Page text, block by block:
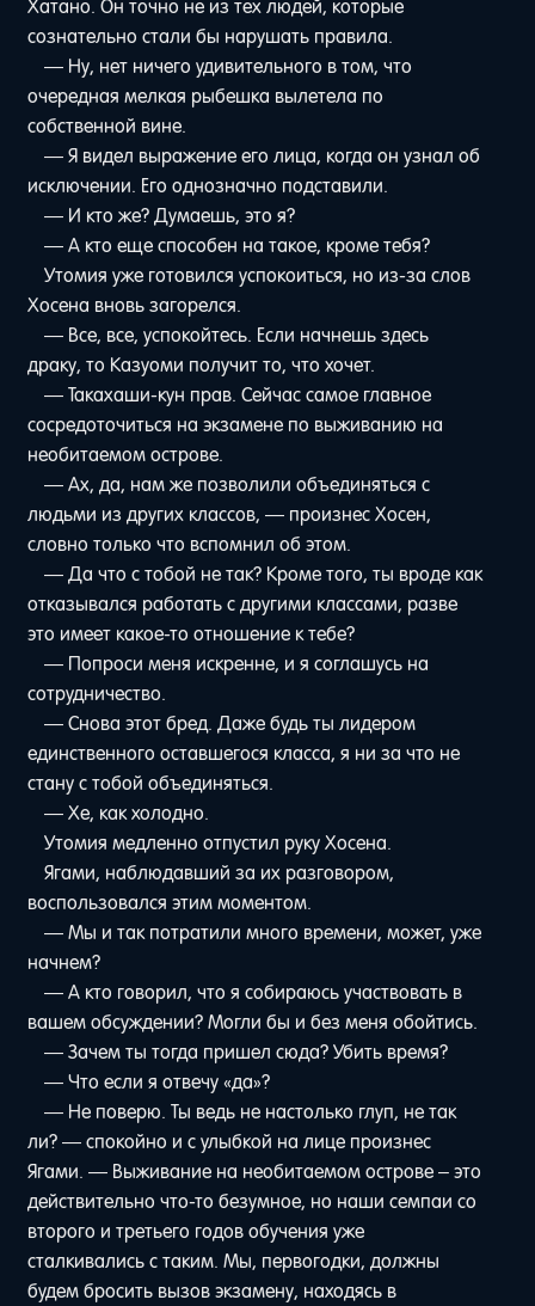
Хатано. Он точно не из тех людей, которые
сознательно стали бы нарушать правила.
— Ну, нет ничего удивительного в том, что
очередная мелкая рыбешка вылетела по
собственной вине.
— Я видел выражение его лица, когда он узнал об
исключении. Его однозначно подставили.
— И кто же? Думаешь, это я?
— А кто еще способен на такое, кроме тебя?
Утомия уже готовился успокоиться, но из-за слов
Хосена вновь загорелся.
— Все, все, успокойтесь. Если начнешь здесь
драку, то Казуоми получит то, что хочет.
— Такахаши-кун прав. Сейчас самое главное
сосредоточиться на экзамене по выживанию на
необитаемом острове.
— Ах, да, нам же позволили объединяться с
людьми из других классов, — произнес Хосен,
словно только что вспомнил об этом.
— Да что с тобой не так? Кроме того, ты вроде как
отказывался работать с другими классами, разве
это имеет какое-то отношение к тебе?
— Попроси меня искренне, и я соглашусь на
сотрудничество.
— Снова этот бред. Даже будь ты лидером
единственного оставшегося класса, я ни за что не
стану с тобой объединяться.
— Хе, как холодно.
Утомия медленно отпустил руку Хосена.
Ягами, наблюдавший за их разговором,
воспользовался этим моментом.
— Мы и так потратили много времени, может, уже
начнем?
— А кто говорил, что я собираюсь участвовать в
вашем обсуждении? Могли бы и без меня обойтись.
— Зачем ты тогда пришел сюда? Убить время?
— Что если я отвечу «да»?
— Не поверю. Ты ведь не настолько глуп, не так
ли? — спокойно и с улыбкой на лице произнес
Ягами. — Выживание на необитаемом острове – это
действительно что-то безумное, но наши семпаи со
второго и третьего годов обучения уже
сталкивались с таким. Мы, первогодки, должны
будем бросить вызов экзамену, находясь в